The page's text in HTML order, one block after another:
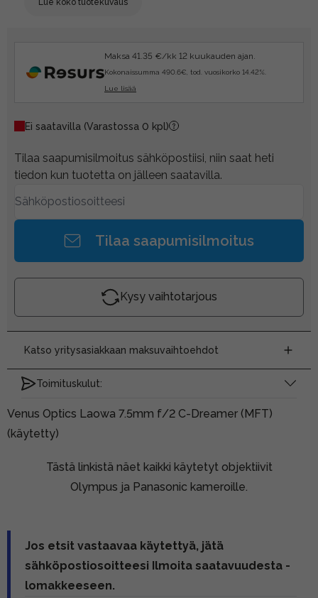
Lue koko tuotekuvaus
Maksa 41.35 €/kk 12 kuukauden ajan.
Kokonaissumma 490.6€, tod. vuosikorko 14.42%.
Lue lisää
Ei saatavilla (Varastossa 0 kpl)
Tilaa saapumisilmoitus sähköpostiisi, niin saat heti
tiedon kun tuotetta on jälleen saatavilla.
Tilaa saapumisilmoitus
Kysy vaihtotarjous
Katso yritysasiakkaan maksuvaihtoehdot
Toimituskulut:
Venus Optics Laowa 7.5mm f/2 C-Dreamer (MFT)
(käytetty)
Tästä linkistä näet kaikki käytetyt objektiivit
Olympus ja Panasonic kameroille.
Jos etsit vastaavaa käytettyä, jätä
sähköpostiosoitteesi Ilmoita saatavuudesta -
lomakkeeseen.